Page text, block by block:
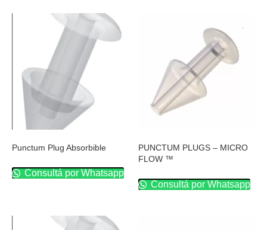
Punctum Plug Absorbible
Consultá por Whatsapp
PUNCTUM PLUGS – MICRO
FLOW ™
Consultá por Whatsapp